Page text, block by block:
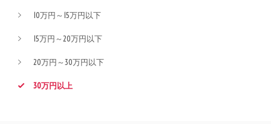
10万円～15万円以下
15万円～20万円以下
20万円～30万円以下
30万円以上